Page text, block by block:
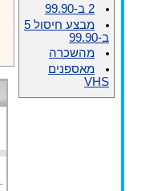
2 ב-99.90
מבצע חיסול 5
ב-99.90
מהשכרה
מאספנים
VHS